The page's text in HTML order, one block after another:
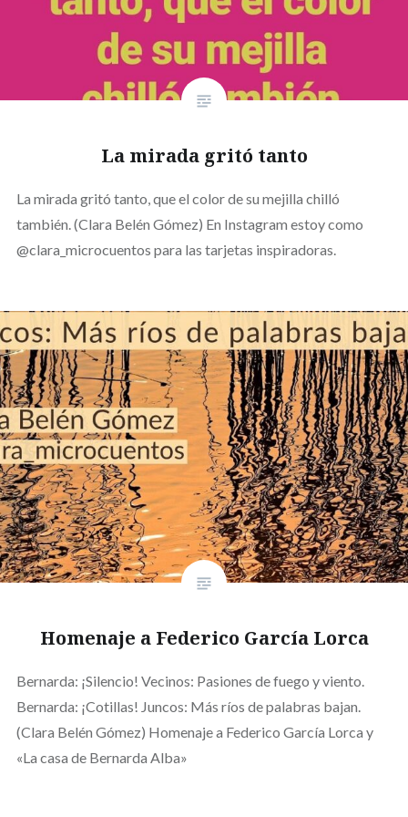
La mirada gritó tanto
La mirada gritó tanto, que el color de su mejilla chilló
también. (Clara Belén Gómez) En Instagram estoy como
@clara_microcuentos para las tarjetas inspiradoras.
Homenaje a Federico García Lorca
Bernarda: ¡Silencio! Vecinos: Pasiones de fuego y viento.
Bernarda: ¡Cotillas! Juncos: Más ríos de palabras bajan.
(Clara Belén Gómez) Homenaje a Federico García Lorca y
«La casa de Bernarda Alba»